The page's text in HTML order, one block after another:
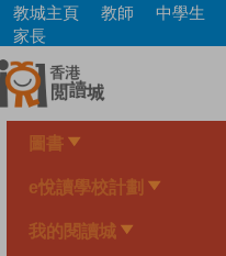
Skip
main
content
教城主頁 教師 中學生
家長
圖書
e悅讀學校計劃
我的閱讀城